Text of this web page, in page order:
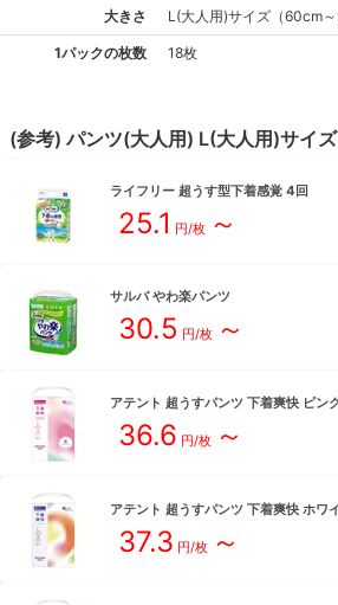
大きさ L(大人用)サイズ （60cm
1パックの枚数 18枚
(参考)パンツ(大人用) L(大人用)サイズ
ライフリー 超うす型下着感覚 4回
25.1 円/枚 ～
サルバ やわ楽パンツ
30.5 円/枚 ～
アテント 超うすパンツ 下着爽快 ピン
36.6 円/枚 ～
アテント 超うすパンツ 下着爽快 ホワ
37.3 円/枚 ～